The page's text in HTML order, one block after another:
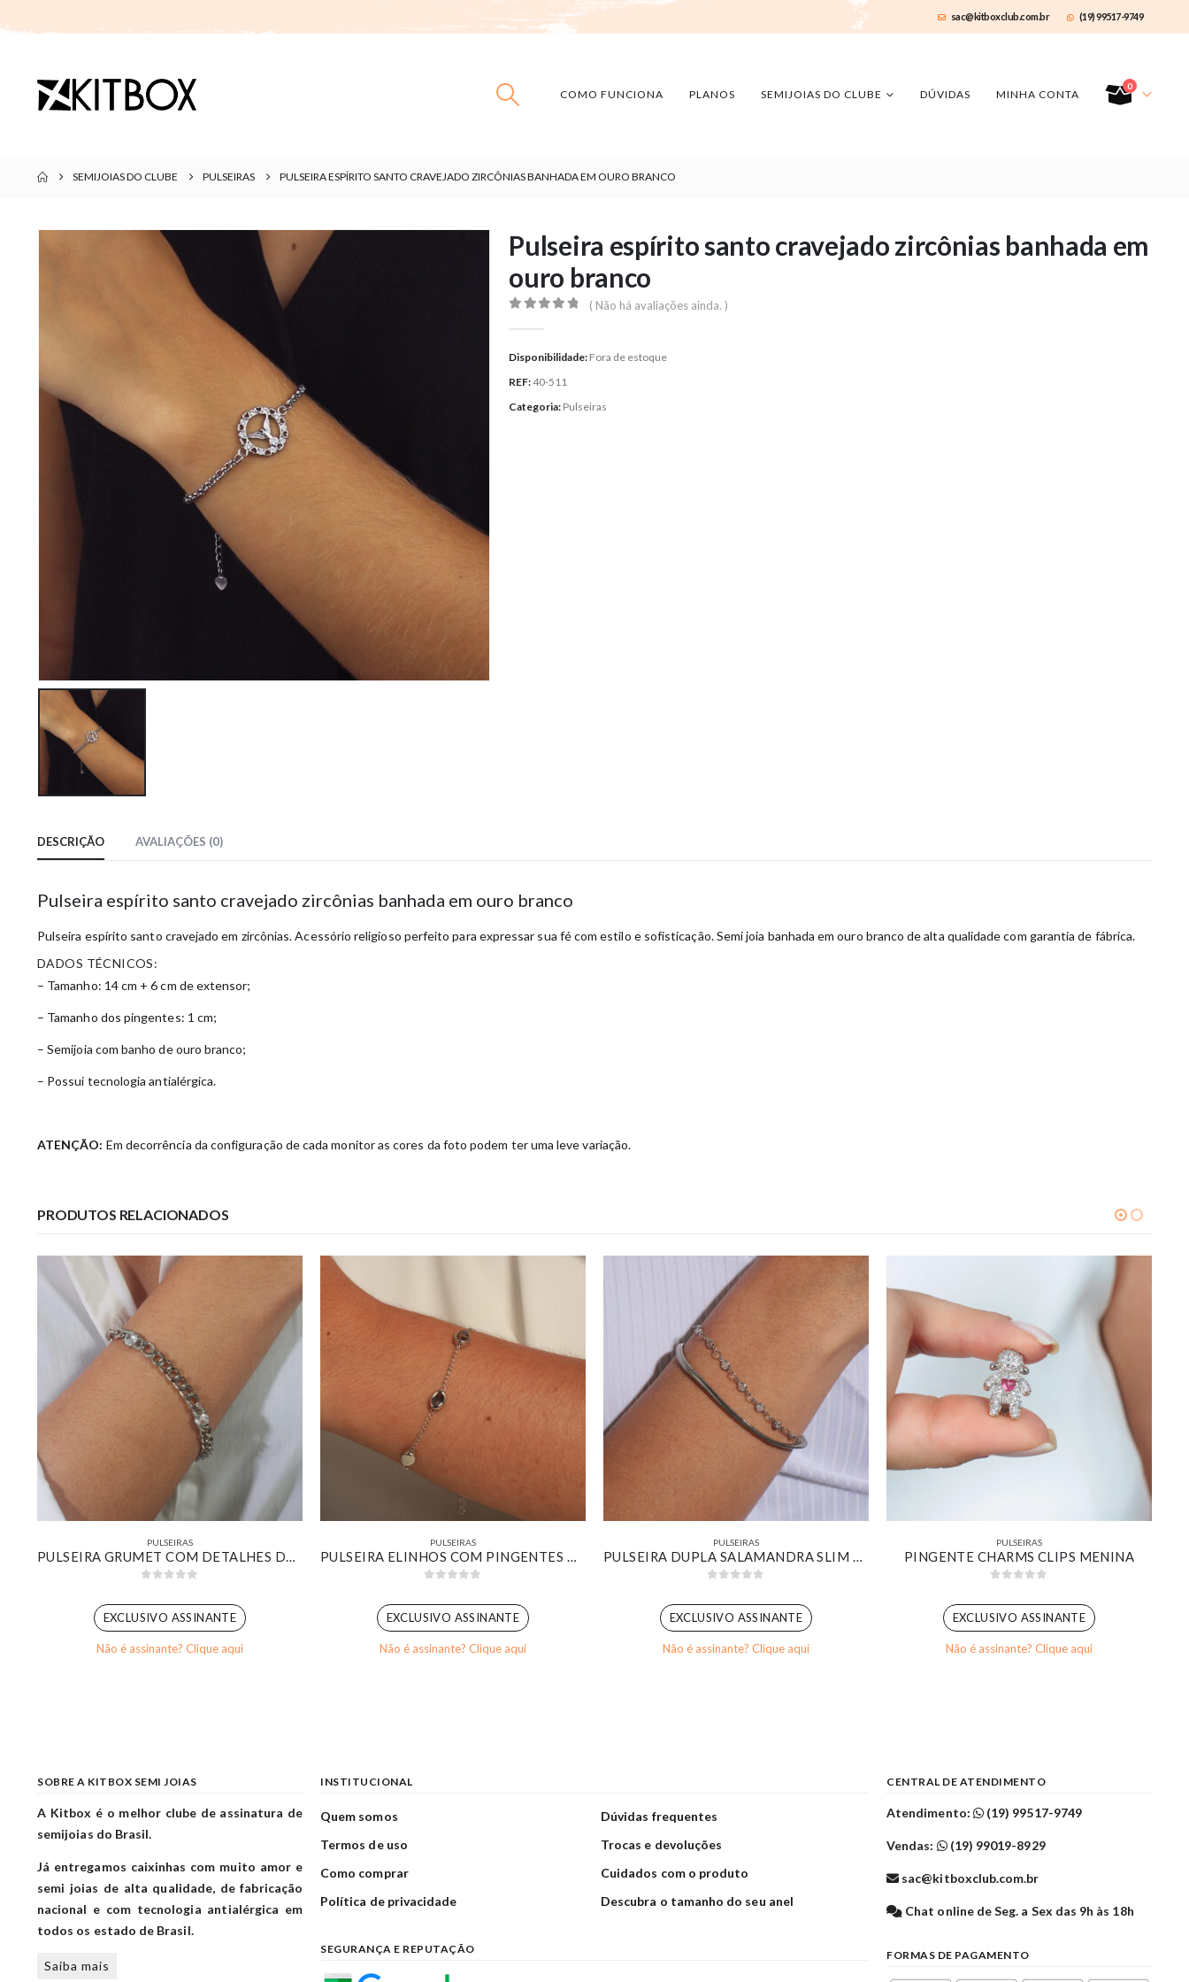
sac@kitboxclub.com.br (19) 99517-9749
COMO FUNCIONA PLANOS SEMIJOIAS DO CLUBE DÚVIDAS MINHA CONTA
0
SEMIJOIAS DO CLUBE PULSEIRAS PULSEIRA ESPÍRITO SANTO CRAVEJADO ZIRCÔNIAS BANHADA EM OURO BRANCO
Pulseira espírito santo cravejado zircônias banhada em
ouro branco
( Não há avaliações ainda. )
Disponibilidade: Fora de estoque
REF:40-511
Categoria: Pulseiras
DESCRIÇÃO AVALIAÇÕES (0)
Pulseira espírito santo cravejado zircônias banhada em ouro branco
Pulseira espírito santo cravejado em zircônias. Acessório religioso perfeito para expressar sua fé com estilo e sofisticação. Semi joia banhada em ouro branco de alta qualidade com garantia de fábrica.
DADOS TÉCNICOS:
– Tamanho: 14 cm + 6 cm de extensor;
– Tamanho dos pingentes: 1 cm;
– Semijoia com banho de ouro branco;
– Possui tecnologia antialérgica.
ATENÇÃO: Em decorrência da configuração de cada monitor as cores da foto podem ter uma leve variação.
PRODUTOS RELACIONADOS
PULSEIRAS
PULSEIRA GRUMET COM DETALHES DE ZIRCÔNIAS CRISTAIS BANHADO EM OURO BRANCO
EXCLUSIVO ASSINANTE
Não é assinante? Clique aqui
PULSEIRAS
PULSEIRA ELINHOS COM PINGENTES OVAIS LISOS BANHADO EM BRANCO
EXCLUSIVO ASSINANTE
Não é assinante? Clique aqui
PULSEIRAS
PULSEIRA DUPLA SALAMANDRA SLIM ELOS PONTOS DE LUZ BANHADO EM OURO BRANCO
EXCLUSIVO ASSINANTE
Não é assinante? Clique aqui
PULSEIRAS
PINGENTE CHARMS CLIPS MENINA
EXCLUSIVO ASSINANTE
Não é assinante? Clique aqui
SOBRE A KITBOX SEMI JOIAS
A Kitbox é o melhor clube de assinatura de
semijoias do Brasil.
Já entregamos caixinhas com muito amor e
semi joias de alta qualidade, de fabricação
nacional e com tecnologia antialérgica em
todos os estado de Brasil.
Saiba mais
INSTITUCIONAL
Quem somos
Termos de uso
Como comprar
Política de privacidade
Dúvidas frequentes
Trocas e devoluções
Cuidados com o produto
Descubra o tamanho do seu anel
SEGURANÇA E REPUTAÇÃO
CENTRAL DE ATENDIMENTO
Atendimento: (19) 99517-9749
Vendas: (19) 99019-8929
sac@kitboxclub.com.br
Chat online de Seg. a Sex das 9h às 18h
FORMAS DE PAGAMENTO